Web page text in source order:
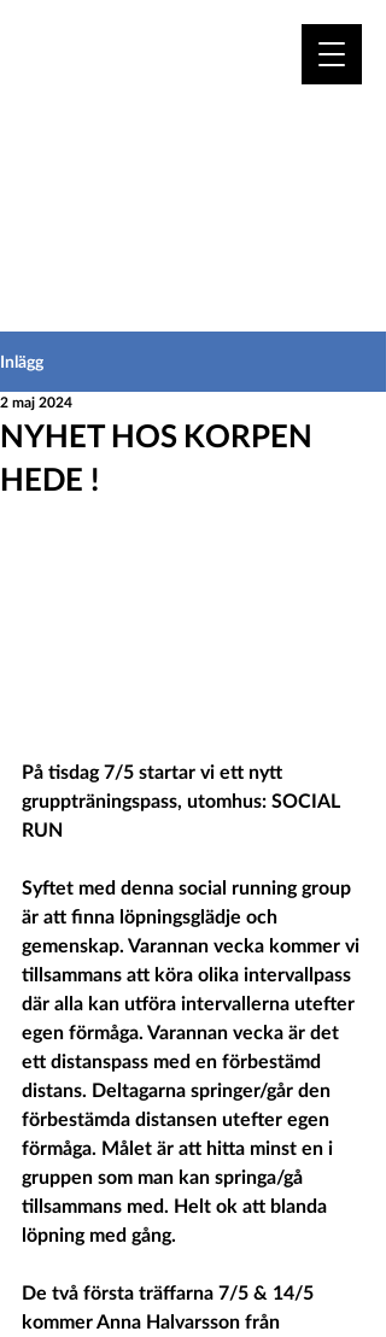
Inlägg
NYHET HOS KORPEN
HEDE !
2 maj 2024
På tisdag 7/5 startar vi ett nytt
gruppträningspass, utomhus: SOCIAL
RUN
Syftet med denna social running group
är att finna löpningsglädje och
gemenskap. Varannan vecka kommer vi
tillsammans att köra olika intervallpass
där alla kan utföra intervallerna utefter
egen förmåga. Varannan vecka är det
ett distanspass med en förbestämd
distans. Deltagarna springer/går den
förbestämda distansen utefter egen
förmåga. Målet är att hitta minst en i
gruppen som man kan springa/gå
tillsammans med. Helt ok att blanda
löpning med gång.
De två första träffarna 7/5 & 14/5
kommer Anna Halvarsson från